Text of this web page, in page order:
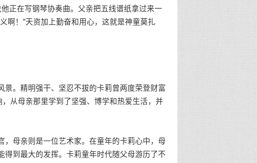
正在写钢琴协奏曲。父亲把五线谱纸拿过来一
啊！”天资加上勤奋和用心，这就是神童莫扎
。精明强干、坚忍不拔的卡莉曾两度荣登财富
从母亲那里学到了坚强、博学和热爱生活，并
母亲则是一位艺术家。在童年的卡莉心中，母
得到最大的发挥。卡莉童年时代随父母游历了不